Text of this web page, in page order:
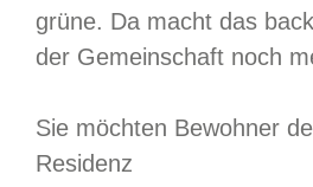
grüne. Da macht das
der Gemeinschaft noch
Sie möchten Bewohner
Residenz